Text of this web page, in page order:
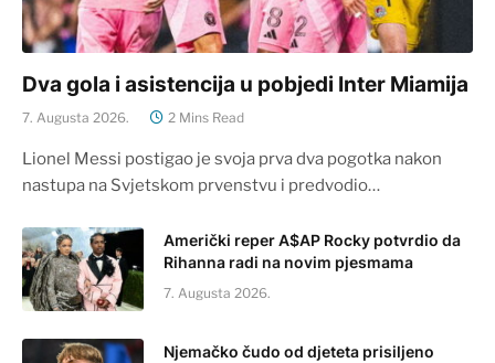
Dva gola i asistencija u pobjedi Inter Miamija
7. Augusta 2026. 2 Mins Read
Lionel Messi postigao je svoja prva dva pogotka nakon
nastupa na Svjetskom prvenstvu i predvodio…
Američki reper A$AP Rocky potvrdio da
Rihanna radi na novim pjesmama
7. Augusta 2026.
Njemačko čudo od djeteta prisiljeno